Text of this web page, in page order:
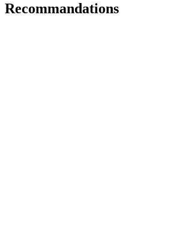
Recommandations